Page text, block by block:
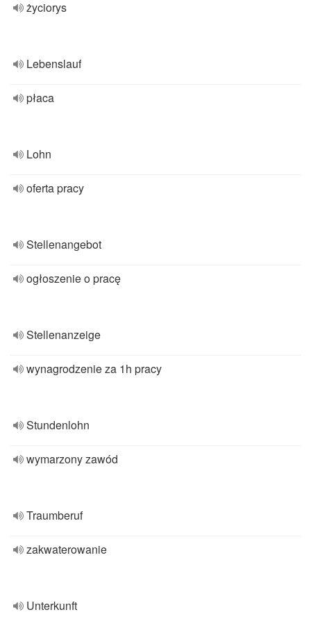
życiorys
Lebenslauf
płaca
Lohn
oferta pracy
Stellenangebot
ogłoszenie o pracę
Stellenanzeige
wynagrodzenie za 1h pracy
Stundenlohn
wymarzony zawód
Traumberuf
zakwaterowanie
Unterkunft